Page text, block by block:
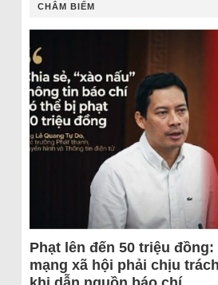
CHÂM BIẾM
Phạt lên đến 50 triệu
mạng xã hội phải chịu